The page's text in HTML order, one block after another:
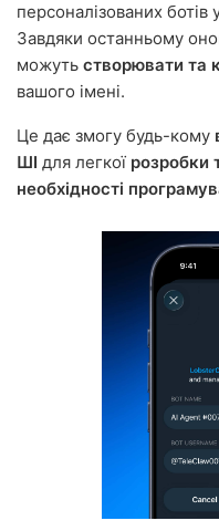
персоналізованих ботів
Завдяки останньому
можуть створювати та
вашого імені.
Це дає змогу будь-кому
ШІ для легкої розробки
необхідності